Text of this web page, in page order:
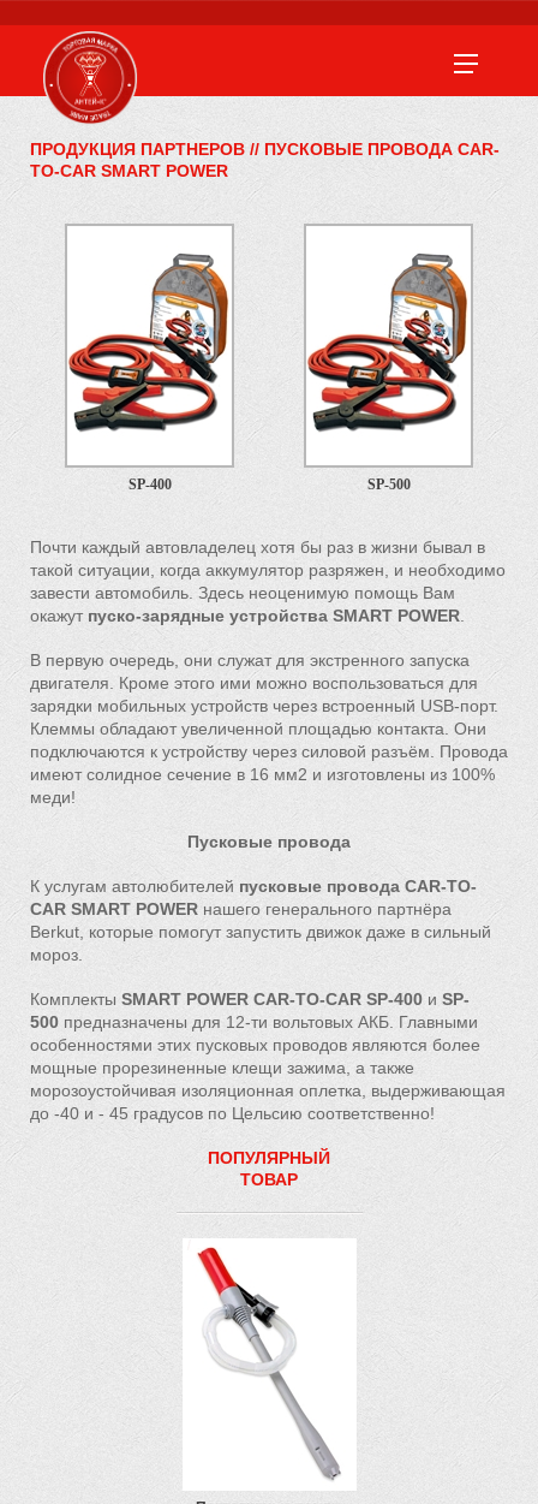
ПРОДУКЦИЯ ПАРТНЕРОВ // ПУСКОВЫЕ ПРОВОДА CAR-
TO-CAR SMART POWER
SP-400 SP-500
Почти каждый автовладелец хотя бы раз в жизни бывал в
такой ситуации, когда аккумулятор разряжен, и необходимо
завести автомобиль. Здесь неоценимую помощь Вам
окажут пуско-зарядные устройства SMART POWER
В первую очередь, они служат для экстренного запуска
двигателя. Кроме этого ими можно воспользоваться для
зарядки мобильных устройств через встроенный USB-порт.
Клеммы обладают увеличенной площадью контакта. Они
подключаются к устройству через силовой разъём. Провода
имеют солидное сечение в 16 мм2 и изготовлены из 100%
меди!
Пусковые провода
К услугам автолюбителей пусковые провода CAR-TO-
CAR SMART POWER нашего генерального партнёра
Berkut, которые помогут запустить движок даже в сильный
мороз.
Комплекты SMART POWER CAR-TO-CAR SP-400 и SP-
500 предназначены для 12-ти вольтовых АКБ. Главными
особенностями этих пусковых проводов являются более
мощные прорезиненные клещи зажима, а также
морозоустойчивая изоляционная оплетка, выдерживающая
до -40 и - 45 градусов по Цельсию соответственно!
ПОПУЛЯРНЫЙ
ТОВАР